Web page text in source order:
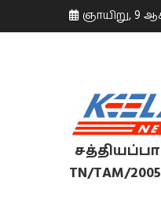
ஞாயிறு, 9
TN/TAM/